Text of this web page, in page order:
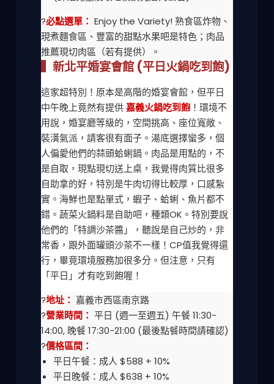
?必點選單： Enjoy the Variety! 熟食區炸物、
現煮麵食區、豐富的甜點水果吧是特色；肉品
推薦現切肉區（若有提供）。
▍新北平婚宴會館 (平日火鍋吃到飽)
這家超特別！原本是高階的婚宴會館，但平日
中午晚上竟然有提供嘉義火鍋吃到飽！環境不
用說，婚宴廳等級的，空間挑高、座位寬敞、
裝潢氣派，請客很有面子。湯底選擇蠻多，個
人偏愛他們的蒜頭蛤蜊鍋。肉品是用點的，不
是自取，現點現切送上桌，我覺得肉質比很多
自助拿的好，特別是牛肉切得比較厚，口感紮
實。海鮮也是點單式，蝦子、蛤蜊、魚片都不
錯。蔬菜火鍋料是自助吧，種類OK。特別要說
他們的「特調沙茶醬」，聽說是自己炒的，非
常香，跟外面罐頭沙茶不一樣！CP值我覺得還
行，畢竟環境服務加很多分。但注意，只有
「平日」才有吃到飽喔！
?地址： 嘉義市西區南京路
?營業時間： 平日 (週一至週五) 午餐 11:30-
14:00, 晚餐 17:30-21:00 (最後點餐時間請確認)
?價格區間：
平日午餐：成人 $588 + 10%
平日晚餐：成人 $638 + 10%